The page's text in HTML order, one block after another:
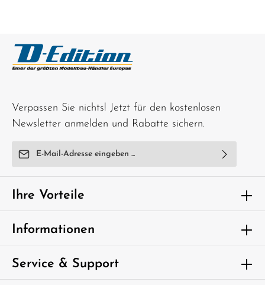
Verpassen Sie nichts! Jetzt für den kostenlosen
Newsletter anmelden und Rabatte sichern.
E-Mail-Adresse*
Ich habe dieDatenschutzbestimmungenzur Kenntnis
genommen und die
einverstanden.
Um weiterzugehen, geben Sie die oben
abgebildeten Zeichen ein*
Ihre Vorteile
Informationen
Service & Support